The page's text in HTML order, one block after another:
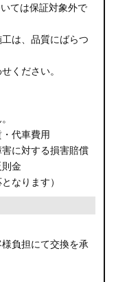
ては保証対象外で
は、品質にばらつ
ください。
代車費用
に対する損害賠償
金
なります）
負担にて交換を承